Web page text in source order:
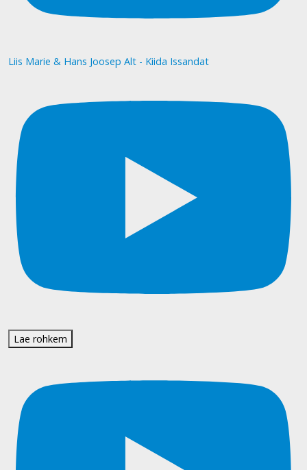
Liis Marie & Hans Joosep Alt - Kiida Issandat
Lae rohkem